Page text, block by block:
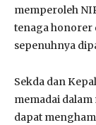
memperoleh
tenaga honorer
sepenuhnya
Sekda dan
memadai
dapat